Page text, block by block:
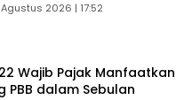
2026 | 17:52
Wajib Pajak Manfaatkan
PBB dalam Sebulan